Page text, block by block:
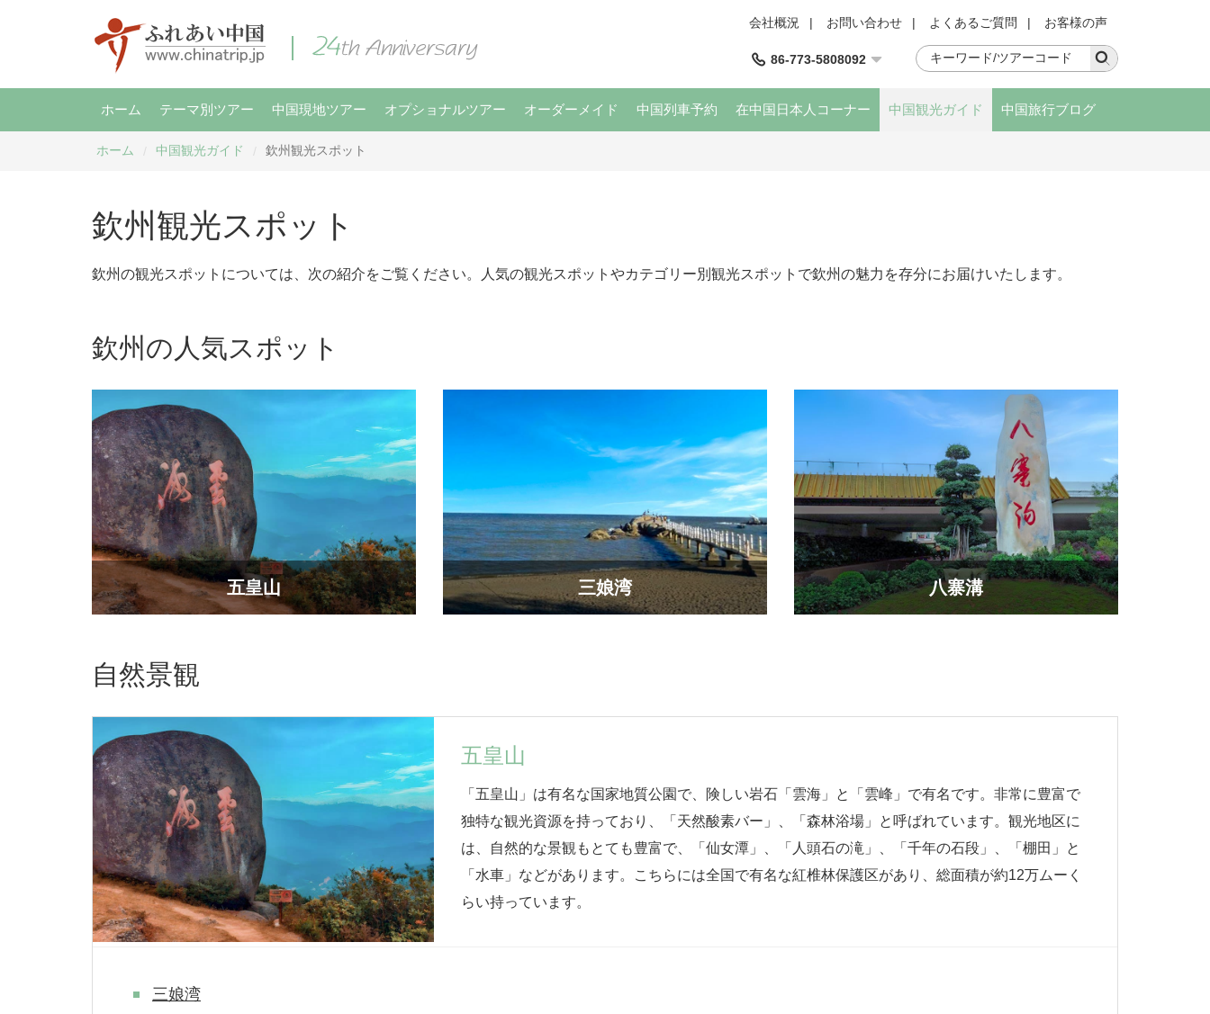
会社概況 | お問い合わせ | よくあるご質問 | お客様の声
86-773-5808092
ホーム テーマ別ツアー 中国現地ツアー オプショナルツアー オーダーメイド 中国列車予約 在中国日本人コーナー 中国観光ガイド 中国旅行ブログ
ホーム 中国観光ガイド 欽州観光スポット
欽州観光スポット
欽州の観光スポットについては、次の紹介をご覧ください。人気の観光スポットやカテゴリー別観光スポットで欽州の魅力を存分にお届けいたします。
欽州の人気スポット
五皇山 三娘湾 八寨溝
自然景観
五皇山
「五皇山」は有名な国家地質公園で、険しい岩石「雲海」と「雲峰」で有名です。非常に豊富で
独特な観光資源を持っており、「天然酸素バー」、「森林浴場」と呼ばれています。観光地区に
は、自然的な景観もとても豊富で、「仙女潭」、「人頭石の滝」、「千年の石段」、「棚田」と
「水車」などがあります。こちらには全国で有名な紅椎林保護区があり、総面積が約12万ムーく
らい持っています。
三娘湾